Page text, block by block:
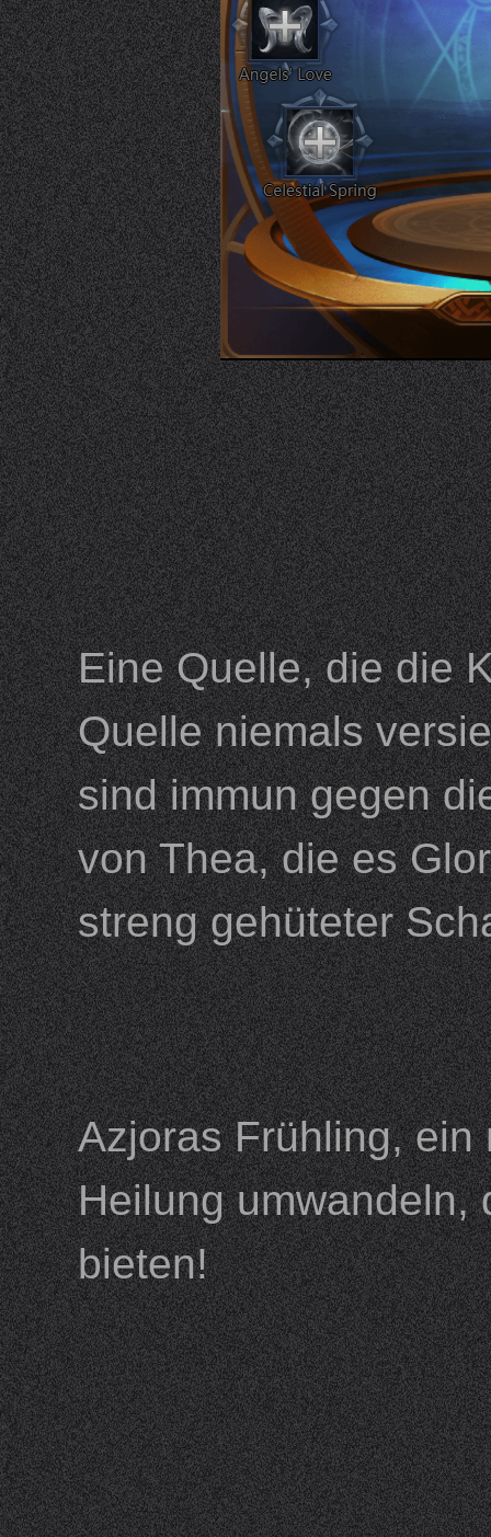
Eine Quelle, die die
Quelle niemals
sind immun gegen
von Thea, die es
streng gehüteter
Azjoras Frühling, ein
Heilung umwandeln,
bieten!